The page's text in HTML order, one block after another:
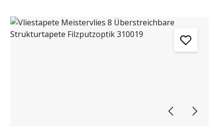
Bildergalerie überspringen